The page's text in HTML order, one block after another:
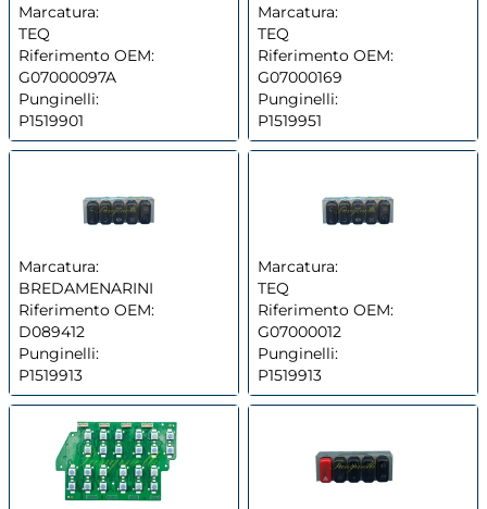
Marcatura:
TEQ
Riferimento OEM:
G07000097A
Punginelli:
P1519901
Marcatura:
TEQ
Riferimento OEM:
G07000169
Punginelli:
P1519951
Marcatura:
BREDAMENARINI
Riferimento OEM:
D089412
Punginelli:
P1519913
Marcatura:
TEQ
Riferimento OEM:
G07000012
Punginelli:
P1519913